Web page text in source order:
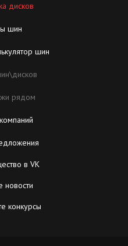
дисков
шин
шин
рядом
в VK
новости
конкурсы